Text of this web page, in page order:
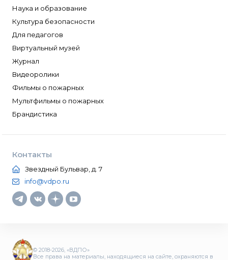
Наука и образование
Культура безопасности
Для педагогов
Виртуальный музей
Журнал
Видеоролики
Фильмы о пожарных
Мультфильмы о пожарных
Брандистика
Контакты
Звездный Бульвар, д. 7
info@vdpo.ru
© 2018-2026, «ВДПО»
Все права на материалы, находящиеся на сайте, охраняются в